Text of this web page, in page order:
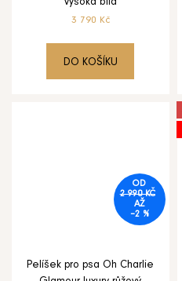
vysoká bílá
3 790 Kč
DO KOŠÍKU
OD
2 990 KČ
AŽ
–2 %
Pelíšek pro psa Oh Charlie